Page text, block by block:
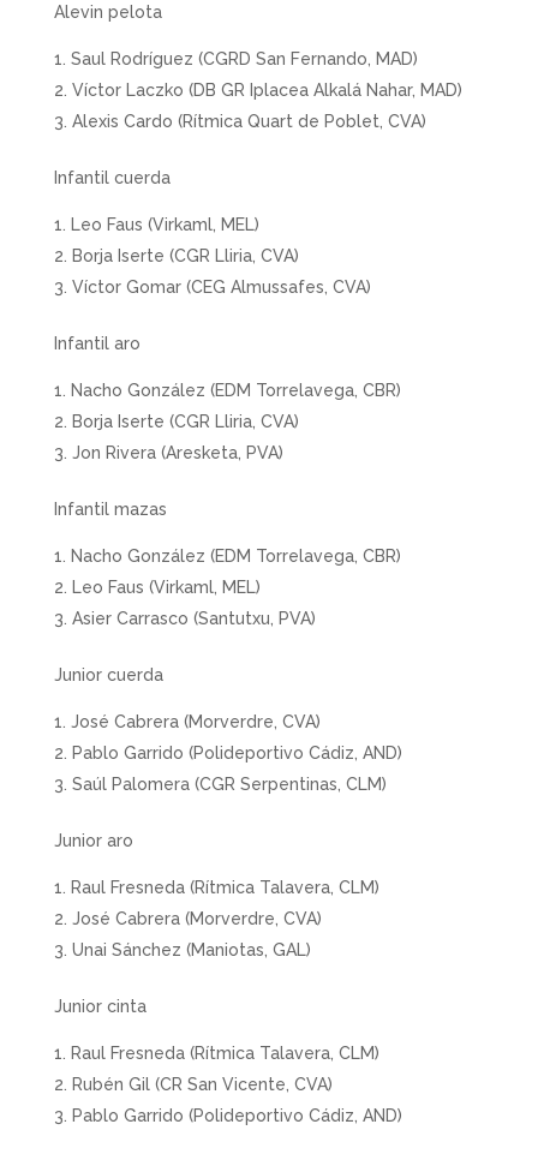
Alevin pelota
Saul Rodríguez (CGRD San Fernando, MAD)
Víctor Laczko (DB GR Iplacea Alkalá Nahar, MAD)
Alexis Cardo (Rítmica Quart de Poblet, CVA)
Infantil cuerda
Leo Faus (Virkaml, MEL)
Borja Iserte (CGR Lliria, CVA)
Víctor Gomar (CEG Almussafes, CVA)
Infantil aro
Nacho González (EDM Torrelavega, CBR)
Borja Iserte (CGR Lliria, CVA)
Jon Rivera (Aresketa, PVA)
Infantil mazas
Nacho González (EDM Torrelavega, CBR)
Leo Faus (Virkaml, MEL)
Asier Carrasco (Santutxu, PVA)
Junior cuerda
José Cabrera (Morverdre, CVA)
Pablo Garrido (Polideportivo Cádiz, AND)
Saúl Palomera (CGR Serpentinas, CLM)
Junior aro
Raul Fresneda (Rítmica Talavera, CLM)
José Cabrera (Morverdre, CVA)
Unai Sánchez (Maniotas, GAL)
Junior cinta
Raul Fresneda (Rítmica Talavera, CLM)
Rubén Gil (CR San Vicente, CVA)
Pablo Garrido (Polideportivo Cádiz, AND)